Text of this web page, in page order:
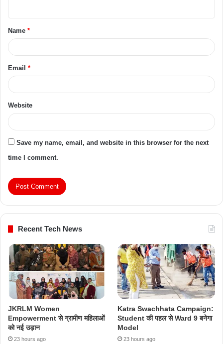
Name *
Email *
Website
Save my name, email, and website in this browser for the next
time I comment.
Recent Tech News
JKRLM Women
Empowerment से ग्रामीण महिलाओं
को नई उड़ान
23 hours ago
Katra Swachhata Campaign:
Student की पहल से Ward 9 बनेगा
Model
23 hours ago